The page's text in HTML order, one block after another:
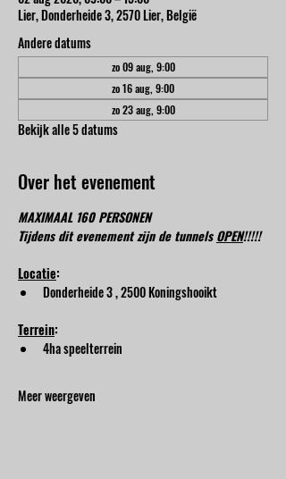
Lier, Donderheide 3, 2570 Lier, België
Andere datums
zo 09 aug, 9:00
zo 16 aug, 9:00
zo 23 aug, 9:00
Bekijk alle 5 datums
Over het evenement
MAXIMAAL 160 PERSONEN
Tijdens dit evenement zijn de tunnels OPEN!!!!!
Locatie:
Donderheide 3 , 2500 Koningshooikt
Terrein:
4ha speelterrein
Meer weergeven